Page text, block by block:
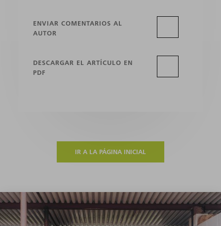
ENVIAR COMENTARIOS AL
AUTOR
DESCARGAR EL ARTÍCULO EN
PDF
IR A LA PÁGINA INICIAL